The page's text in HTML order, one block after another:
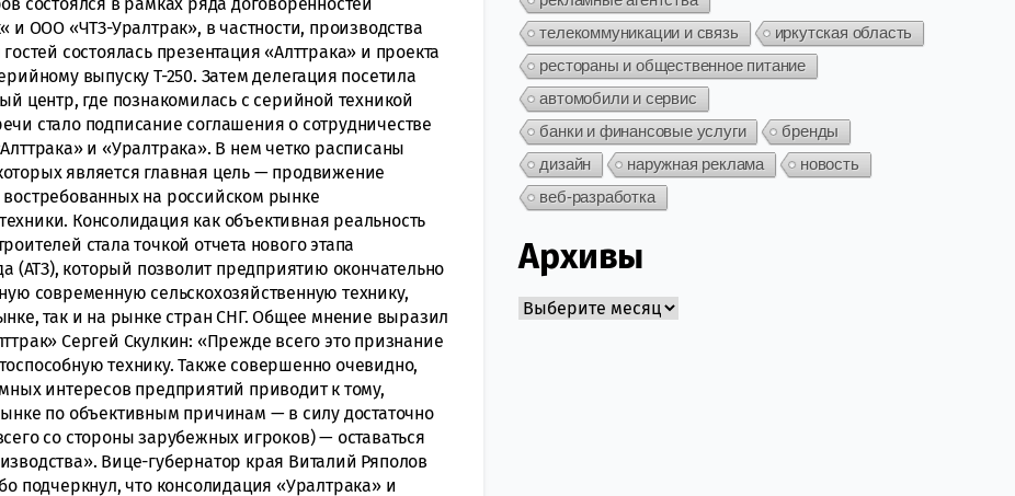
телекоммуникации и связь
иркутская область
рестораны и общественное питание
автомобили и сервис
банки и финансовые услуги
бренды
дизайн
наружная реклама
новость
веб-разработка
Архивы
Архивы